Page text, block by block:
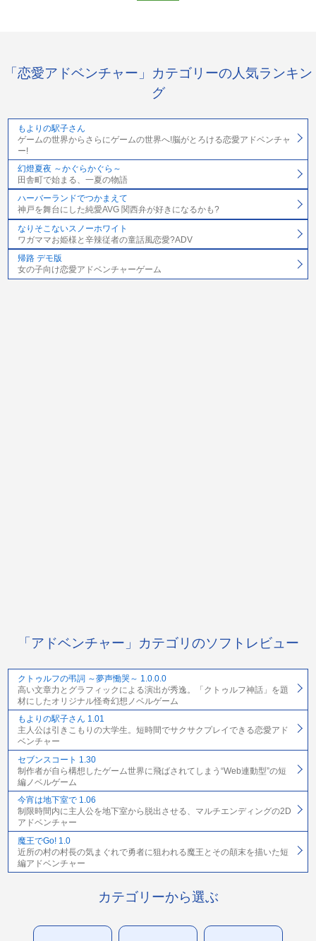
「恋愛アドベンチャー」カテゴリーの人気ランキン
グ
もよりの駅子さん
ゲームの世界からさらにゲームの世界へ!脳がとろける恋愛アドベンチャ
ー!
幻燈夏夜 ～かぐらかぐら～
田舎町で始まる、一夏の物語
ハーバーランドでつかまえて
神戸を舞台にした純愛AVG 関西弁が好きになるかも?
なりそこないスノーホワイト
ワガママお姫様と辛辣従者の童話風恋愛?ADV
帰路 デモ版
女の子向け恋愛アドベンチャーゲーム
「アドベンチャー」カテゴリのソフトレビュー
クトゥルフの弔詞 ～夢声慟哭～ 1.0.0.0
高い文章力とグラフィックによる演出が秀逸。「クトゥルフ神話」を題
材にしたオリジナル怪奇幻想ノベルゲーム
もよりの駅子さん 1.01
主人公は引きこもりの大学生。短時間でサクサクプレイできる恋愛アド
ベンチャー
セブンスコート 1.30
制作者が自ら構想したゲーム世界に飛ばされてしまう“Web連動型”の短
編ノベルゲーム
今宵は地下室で 1.06
制限時間内に主人公を地下室から脱出させる、マルチエンディングの2D
アドベンチャー
魔王でGo! 1.0
近所の村の村長の気まぐれで勇者に狙われる魔王とその顛末を描いた短
編アドベンチャー
カテゴリーから選ぶ